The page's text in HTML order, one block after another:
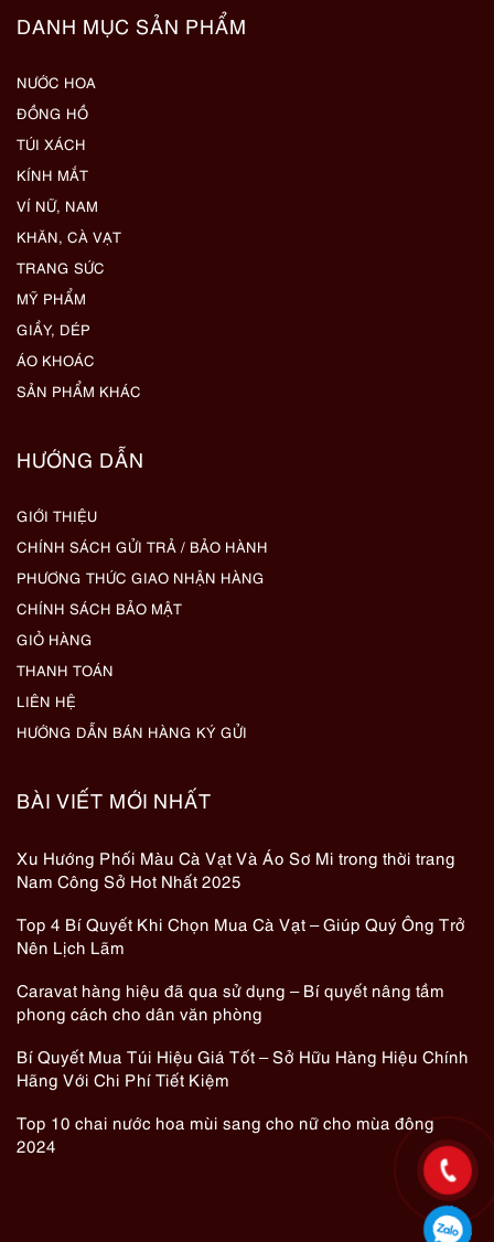
DANH MỤC SẢN PHẨM
NƯỚC HOA
ĐỒNG HỒ
TÚI XÁCH
KÍNH MẮT
VÍ NỮ, NAM
KHĂN, CÀ VẠT
TRANG SỨC
MỸ PHẨM
GIẦY, DÉP
ÁO KHOÁC
SẢN PHẨM KHÁC
HƯỚNG DẪN
GIỚI THIỆU
CHÍNH SÁCH GỬI TRẢ / BẢO HÀNH
PHƯƠNG THỨC GIAO NHẬN HÀNG
CHÍNH SÁCH BẢO MẬT
GIỎ HÀNG
THANH TOÁN
LIÊN HỆ
HƯỚNG DẪN BÁN HÀNG KÝ GỬI
BÀI VIẾT MỚI NHẤT
Xu Hướng Phối Màu Cà Vạt Và Áo Sơ Mi trong thời trang
Nam Công Sở Hot Nhất 2025
Top 4 Bí Quyết Khi Chọn Mua Cà Vạt – Giúp Quý Ông Trở
Nên Lịch Lãm
Caravat hàng hiệu đã qua sử dụng – Bí quyết nâng tầm
phong cách cho dân văn phòng
Bí Quyết Mua Túi Hiệu Giá Tốt – Sở Hữu Hàng Hiệu Chính
Hãng Với Chi Phí Tiết Kiệm
Top 10 chai nước hoa mùi sang cho nữ cho mùa đông
2024